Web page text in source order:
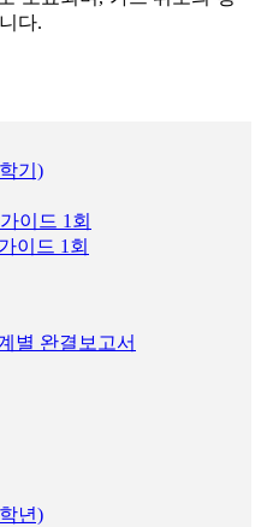
다.
기)
이드 1회
이드 1회
별 완결보고서
년)